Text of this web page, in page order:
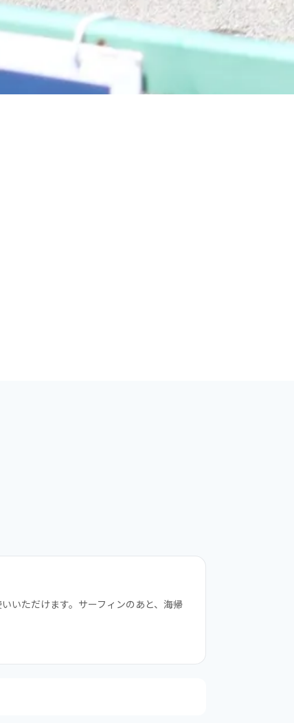
いただけます。サーフィンのあと、海帰